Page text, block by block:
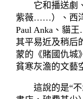
它和播送劇
紫薇……）、西
Paul Anka、貓
其平易近及稍后
蒙的《賭國仇城
貧寒灰澹的文藝
這說的是“